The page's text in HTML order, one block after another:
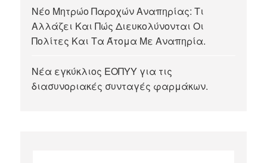
Νέο Μητρώο Παροχών Αναπηρίας: Τι
Αλλάζει Και Πώς Διευκολύνονται Οι
Πολίτες Και Τα Άτομα Με Αναπηρία.
Νέα εγκύκλιος ΕΟΠΥΥ για τις
διασυνοριακές συνταγές φαρμάκων.